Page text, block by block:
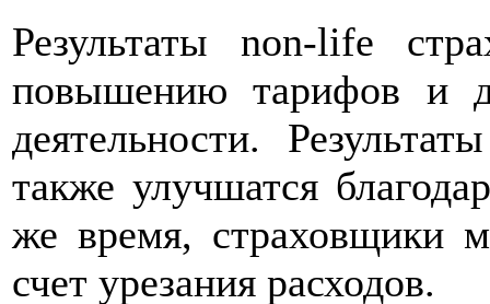
Результаты non-life
повышению тарифов и
деятельности.
также улучшатся
же время, страховщики
счет урезания расходов.